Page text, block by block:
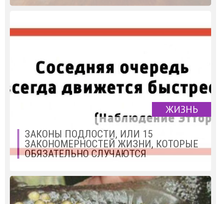
ЖИЗНЬ
ЗАКОНЫ ПОДЛОСТИ, ИЛИ 15
ЗАКОНОМЕРНОСТЕЙ ЖИЗНИ, КОТОРЫЕ
ОБЯЗАТЕЛЬНО СЛУЧАЮТСЯ